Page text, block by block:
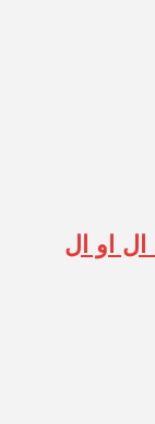
او ال